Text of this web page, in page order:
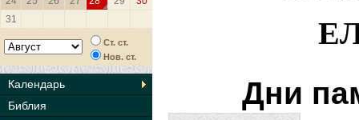
31
Ст. ст.
Нов. ст.
Календарь
Библия
Дни